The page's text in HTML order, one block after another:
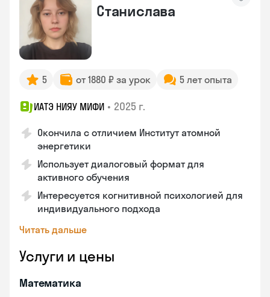
Станислава
5 от 1880 ₽ за урок 5 лет опыта
ИАТЭ НИЯУ МИФИ • 2025 г.
Окончила с отличием Институт атомной
энергетики
Использует диалоговый формат для
активного обучения
Интересуется когнитивной психологией для
индивидуального подхода
Читать дальше
Услуги и цены
Математика